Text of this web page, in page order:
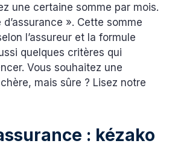
une certaine somme par mois.
d’assurance ». Cette somme
l’assureur et la formule
quelques critères qui
Vous souhaitez une
mais sûre ? Lisez notre
: kézako